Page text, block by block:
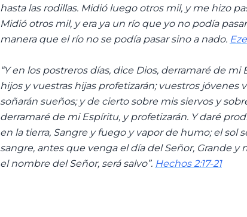
hasta las rodillas. Midió luego otros mil, y me hizo
Midió otros mil, y era ya un río que yo no podía
manera que el río no se podía pasar sino a nado.
“Y en los postreros días, dice Dios, derramaré de
hijos y vuestras hijas profetizarán; vuestros jóvenes
soñarán sueños; y de cierto sobre mis siervos y
derramaré de mi Espíritu, y profetizarán. Y daré
en la tierra, Sangre y fuego y vapor de humo; el sol
sangre, antes que venga el día del Señor, Grande
el nombre del Señor, será salvo”. Hechos 2:17-21